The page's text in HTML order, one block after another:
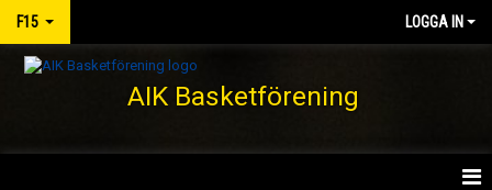
F15 LOGGA IN
AIK Basketförening